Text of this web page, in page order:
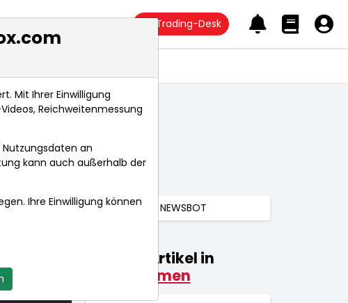
Trading-Desk
NEWSBOT
Uhr
Weitere Artikel in
Unternehmen
Mit Ihrer Einwilligung
Reichweitenmessung
an
kann auch außerhalb der
Ihre Einwilligung können